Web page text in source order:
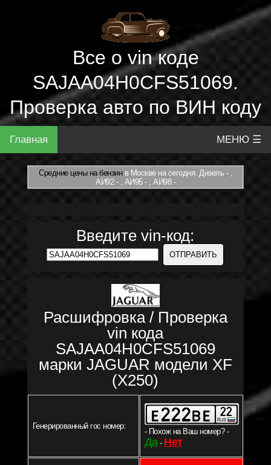
Все о vin коде
SAJAA04H0CFS51069.
Проверка авто по ВИН коду
Главная МЕНЮ ☰
Средние цены на бензинв Москве на сегодня: Дизель - ,
АИ92 - , АИ95 - , АИ98 -
Введите vin-код:
Расшифровка / Проверка
vin кода
SAJAA04H0CFS51069
марки JAGUAR модели XF
(X250)
Генерированный гос номер:
- Похож на Ваш номер? -
Да- Нет